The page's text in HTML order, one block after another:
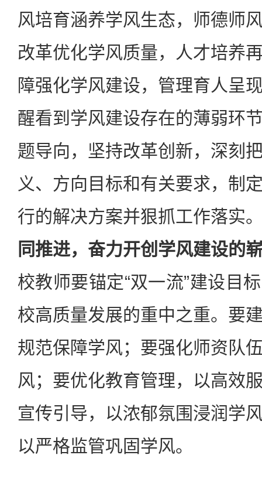
风培育涵养学风生态，师德师
改革优化学风质量，人才培养
障强化学风建设，管理育人呈
醒看到学风建设存在的薄弱环
题导向，坚持改革创新，深刻
义、方向目标和有关要求，制
行的解决方案并狠抓工作落实
同推进，奋力开创学风建设的
校教师要锚定“双一流”建设目
校高质量发展的重中之重。要
规范保障学风；要强化师资队
风；要优化教育管理，以高效
宣传引导，以浓郁氛围浸润学
以严格监管巩固学风。